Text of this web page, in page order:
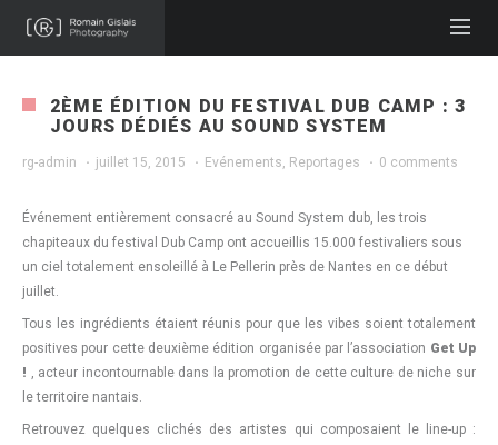
2ÈME ÉDITION DU FESTIVAL DUB CAMP : 3
JOURS DÉDIÉS AU SOUND SYSTEM
rg-admin · juillet 15, 2015 · Evénements, Reportages · 0 comments
Événement entièrement consacré au Sound System dub, les trois
chapiteaux du festival Dub Camp ont accueillis 15.000 festivaliers sous
un ciel totalement ensoleillé à Le Pellerin près de Nantes en ce début
juillet.
Tous les ingrédients étaient réunis pour que les vibes soient totalement
positives pour cette deuxième édition organisée par l’association Get Up
! , acteur incontournable dans la promotion de cette culture de niche sur
le territoire nantais.
Retrouvez quelques clichés des artistes qui composaient le line-up :